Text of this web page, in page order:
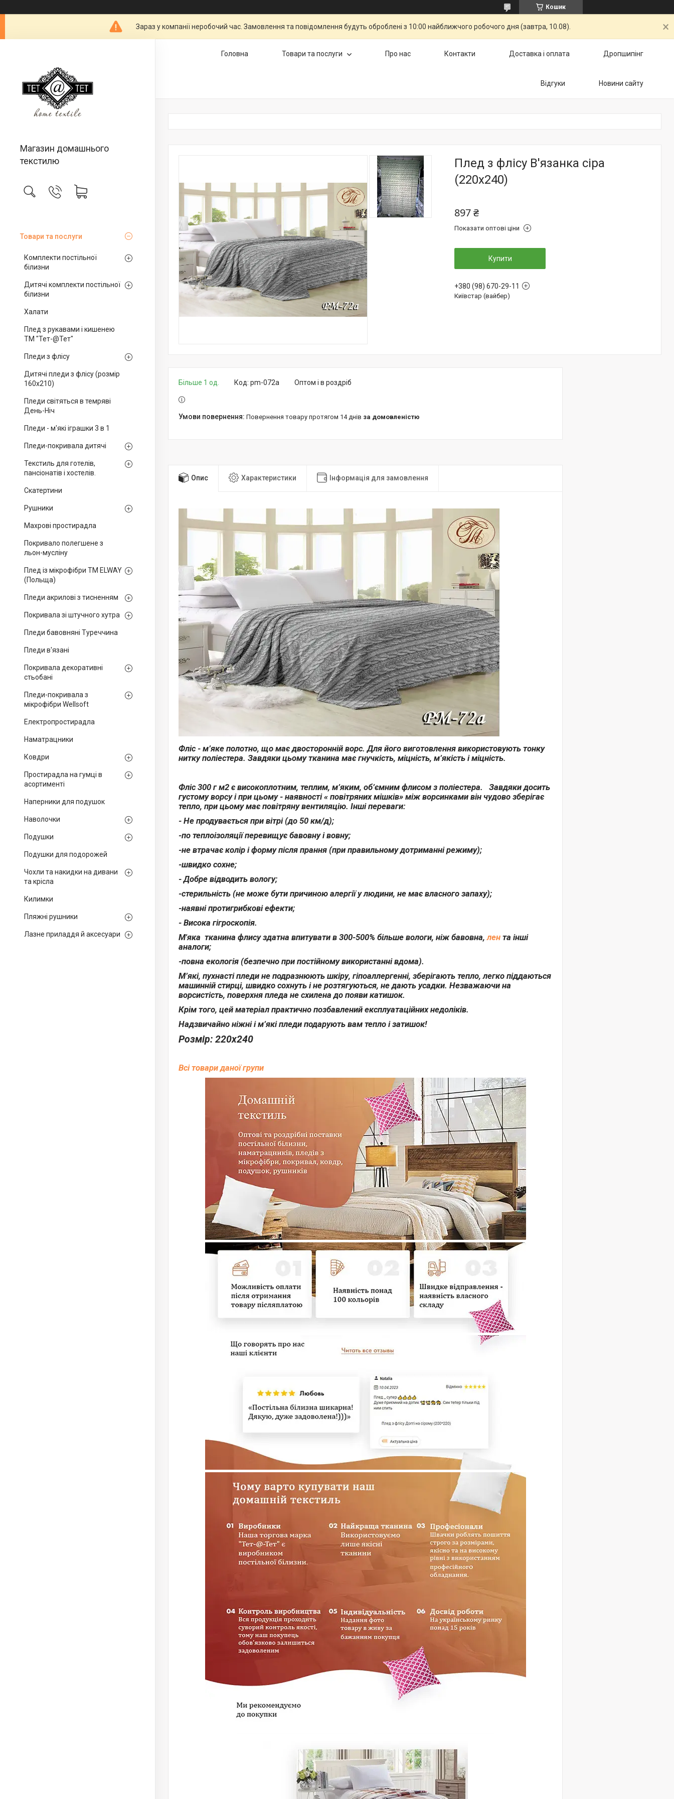
Кошик
Зараз у компанії неробочий час. Замовлення та повідомлення будуть оброблені з 10:00 найближчого робочого дня (завтра, 10.08).
Магазин домашнього
текстилю
Товари та послуги
Комплекти постільної
білизни
Дитячі комплекти постільної
білизни
Халати
Плед з рукавами і кишенею
ТМ "Тет-@Тет"
Пледи з флісу
Дитячі пледи з флісу (розмір
160х210)
Пледи світяться в темряві
День-Ніч
Пледи - м'які іграшки 3 в 1
Пледи-покривала дитячі
Текстиль для готелів,
пансіонатів і хостелів.
Скатертини
Рушники
Махрові простирадла
Покривало полегшене з
льон-мусліну
Плед із мікрофібри ТМ ELWAY
(Польща)
Пледи акрилові з тисненням
Покривала зі штучного хутра
Пледи бавовняні Туреччина
Пледи в'язані
Покривала декоративні
стьобані
Пледи-покривала з
мікрофібри Wellsoft
Електропростирадла
Наматрацники
Ковдри
Простирадла на гумці в
асортименті
Наперники для подушок
Наволочки
Подушки
Подушки для подорожей
Чохли та накидки на дивани
та крісла
Килимки
Пляжні рушники
Лазне приладдя й аксесуари
Головна Товари та послуги Про нас Контакти Доставка і оплата Дропшипінг
Відгуки Новини сайту
Плед з флісу В'язанка сіра
(220х240)
897 ₴
Показати оптові ціни
Купити
+380 (98) 670-29-11
Київстар (вайбер)
Більше 1 од. Оптом і в роздріб
Код: pm-072а
повернення товару протягом 14 днів за домовленістю
Опис Характеристики Інформація для замовлення
Фліс - м’яке полотно, що має двосторонній ворс. Для його виготовлення використовують тонку
нитку поліестера. Завдяки цьому тканина має гнучкість, міцність, м’якість і міцність.
Фліс 300 г м2 є високоплотним, теплим, м’яким, об’ємним флисом з поліестера. Завдяки досить
густому ворсу і при цьому - наявності « повітряних мішків» між ворсинками він чудово зберігає
тепло, при цьому має повітряну вентиляцію. Інші переваги:
- Не продувається при вітрі (до 50 км/д);
-по теплоізоляції перевищує бавовну і вовну;
-не втрачає колір і форму після прання (при правильному дотриманні режиму);
-швидко сохне;
- Добре відводить вологу;
-стерильність (не може бути причиною алергії у людини, не має власного запаху);
-наявні протигрибкові ефекти;
- Висока гігроскопія.
М'яка тканина флису здатна впитувати в 300-500% більше вологи, ніж бавовна,лен та інші
аналоги;
-повна екологія (безпечно при постійному використанні вдома).
М’які, пухнасті пледи не подразнюють шкіру, гіпоаллергенні, зберігають тепло, легко піддаються
машинній стирці, швидко сохнуть і не розтягуються, не дають усадки. Незважаючи на
ворсистість, поверхня пледа не схилена до появи катишок.
Крім того, цей матеріал практично позбавлений експлуатаційних недоліків.
Надзвичайно ніжні і м’які пледи подарують вам тепло і затишок!
Розмір: 220х240
Всі товари даної групи